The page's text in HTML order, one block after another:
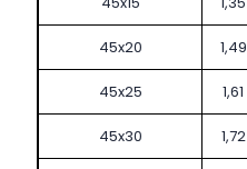
45x20 1,49
45x25 1,61
45x30 1,72